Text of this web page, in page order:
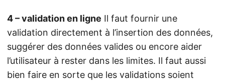
4 – validation en ligne Il faut fournir une
validation directement à l’insertion des données,
suggérer des données valides ou encore aider
l’utilisateur à rester dans les limites. Il faut aussi
bien faire en sorte que les validations soient